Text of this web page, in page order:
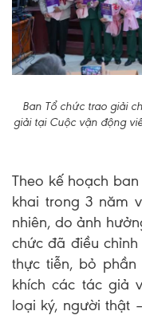
Ban Tổ chức trao giải
giải tại Cuộc vận động
Theo kế hoạch
khai trong 3 năm
nhiên, do ảnh
chức đã điều
thực tiễn, bỏ phần
khích các tác giả
loại ký, người thật